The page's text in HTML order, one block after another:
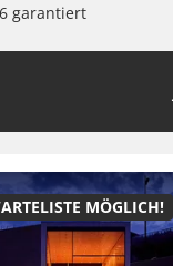
garantiert
MÖGLICH!